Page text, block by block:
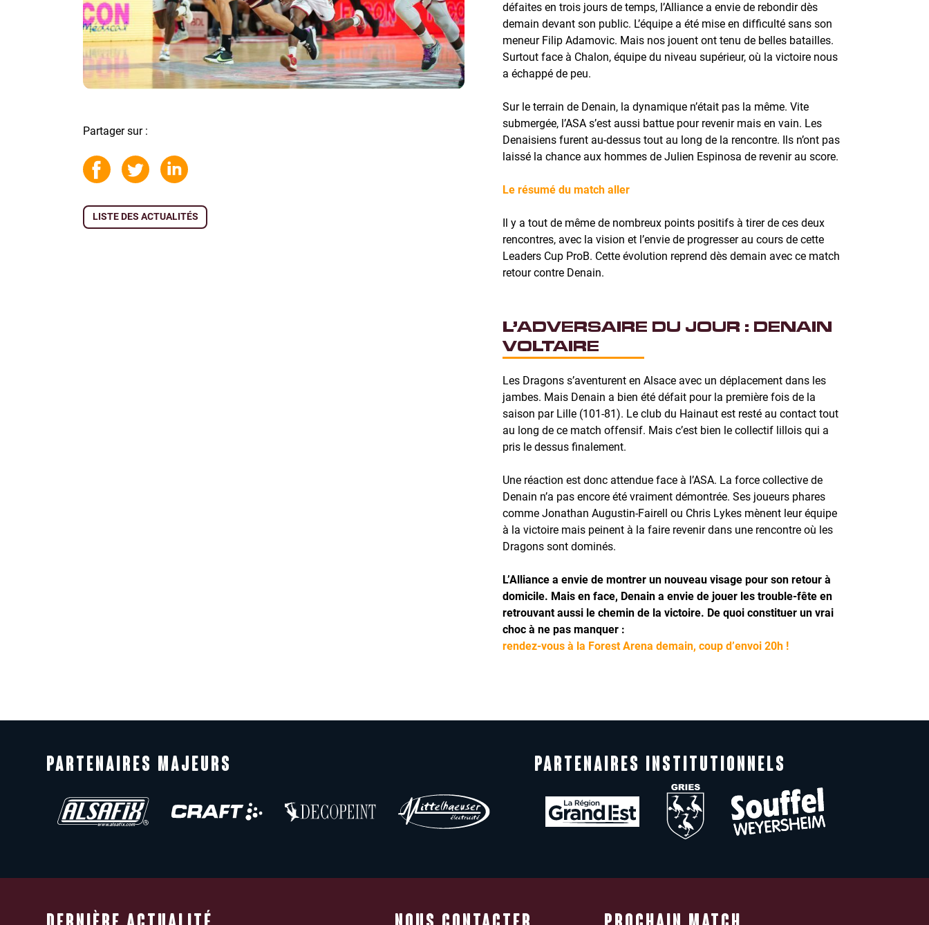
Partager sur :
LISTE DES ACTUALITÉS
défaites en trois jours de temps, l’Alliance a envie de rebondir dès
demain devant son public. L’équipe a été mise en difficulté sans son
meneur Filip Adamovic. Mais nos jouent ont tenu de belles batailles.
Surtout face à Chalon, équipe du niveau supérieur, où la victoire nous
a échappé de peu.
Sur le terrain de Denain, la dynamique n’était pas la même. Vite
submergée, l’ASA s’est aussi battue pour revenir mais en vain. Les
Denaisiens furent au-dessus tout au long de la rencontre. Ils n’ont pas
laissé la chance aux hommes de Julien Espinosa de revenir au score.
Le résumé du match aller
Il y a tout de même de nombreux points positifs à tirer de ces deux
rencontres, avec la vision et l’envie de progresser au cours de cette
Leaders Cup ProB. Cette évolution reprend dès demain avec ce match
retour contre Denain.
L’ADVERSAIRE DU JOUR : DENAIN
VOLTAIRE
Les Dragons s’aventurent en Alsace avec un déplacement dans les
jambes. Mais Denain a bien été défait pour la première fois de la
saison par Lille (101-81). Le club du Hainaut est resté au contact tout
au long de ce match offensif. Mais c’est bien le collectif lillois qui a
pris le dessus finalement.
Une réaction est donc attendue face à l’ASA. La force collective de
Denain n’a pas encore été vraiment démontrée. Ses joueurs phares
comme Jonathan Augustin-Fairell ou Chris Lykes mènent leur équipe
à la victoire mais peinent à la faire revenir dans une rencontre où les
Dragons sont dominés.
L’Alliance a envie de montrer un nouveau visage pour son retour à
domicile. Mais en face, Denain a envie de jouer les trouble-fête en
retrouvant aussi le chemin de la victoire. De quoi constituer un vrai
choc à ne pas manquer :
rendez-vous à la Forest Arena demain, coup d’envoi 20h !
PARTENAIRES MAJEURS PARTENAIRES INSTITUTIONNELS